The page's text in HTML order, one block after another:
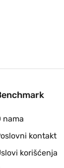
nama
kontakt
korišćenja